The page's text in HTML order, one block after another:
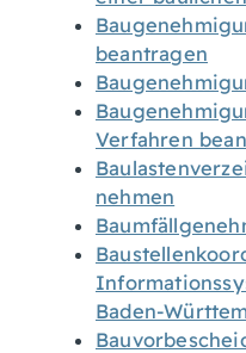
beantragen
Verfahren
nehmen
Baden-